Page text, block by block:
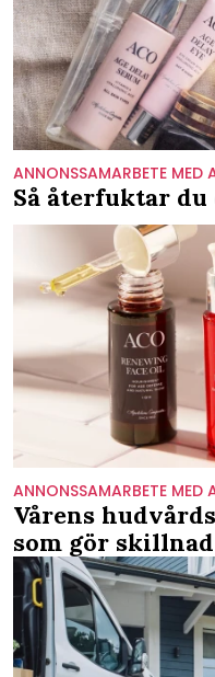
ANNONSSAMARBETE MED
Så återfuktar
ANNONSSAMARBETE MED
Vårens
som gör skillnad